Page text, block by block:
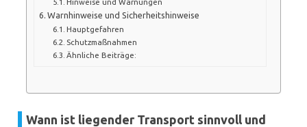
Warnhinweise und Sicherheitshinweise
Hauptgefahren
Schutzmaßnahmen
Ähnliche Beiträge:
Wann ist liegender Transport sinnvoll und